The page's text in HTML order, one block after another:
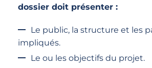
dossier doit présenter :
Le public, la structure et les
impliqués.
Le ou les objectifs du projet.